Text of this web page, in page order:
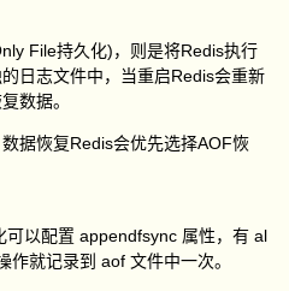
File持久化)，则是将Redis执行
日志文件中，当重启Redis会重新
数据。
据恢复Redis会优先选择AOF恢
可以配置 appendfsync 属性，有 al
作就记录到 aof 文件中一次。